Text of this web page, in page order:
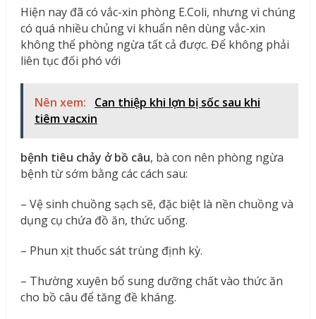
Hiện nay đã có vắc-xin phòng E.Coli, nhưng vì chúng
có quá nhiều chủng vi khuẩn nên dùng vắc-xin
không thể phòng ngừa tất cả được. Để không phải
liên tục đối phó với
Nên xem:
Can thiệp khi lợn bị sốc sau khi
tiêm vacxin
bệnh tiêu chảy ở bồ câu, bà con nên phòng ngừa
bệnh từ sớm bằng các cách sau:
– Vệ sinh chuồng sạch sẽ, đặc biệt là nền chuồng và
dụng cụ chứa đồ ăn, thức uống.
– Phun xịt thuốc sát trùng định kỳ.
– Thường xuyên bổ sung dưỡng chất vào thức ăn
cho bồ câu để tăng đề kháng.